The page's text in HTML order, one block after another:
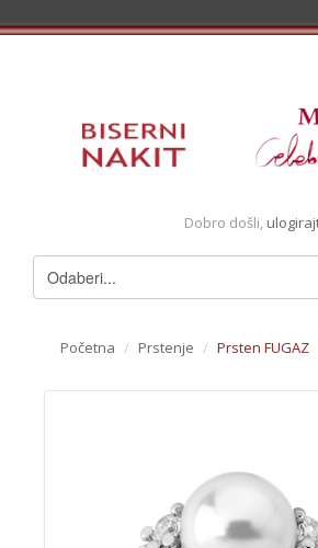
Registracija
Pregledani artikli
Dobro došli,
Početna / Prstenje / Prsten FUGAZ